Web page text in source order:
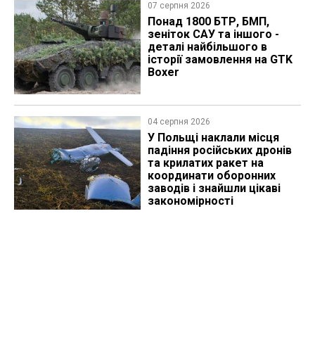
07 серпня 2026
Понад 1800 БТР, БМП,
зеніток САУ та іншого -
деталі найбільшого в
історії замовлення на GTK
Boxer
04 серпня 2026
У Польщі наклали місця
падіння російських дронів
та крилатих ракет на
координати оборонних
заводів і знайшли цікаві
закономірності